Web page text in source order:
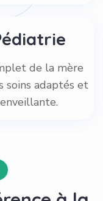
de la mère
soins adaptés et